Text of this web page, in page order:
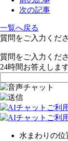
次の記事
一覧へ戻る
質問をご入力くだ
質問をご入力くだ
24時間お答えしま
水まわりの位